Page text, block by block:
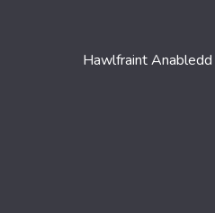
Hawlfraint Anabledd